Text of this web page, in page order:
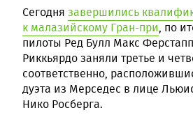
Сегодня завершились
к малазийскому Гран-при, по
пилоты Ред Булл Макс
Риккьярдо заняли третье и
соответственно,
дуэта из Мерседес в лице
Нико Росберга.